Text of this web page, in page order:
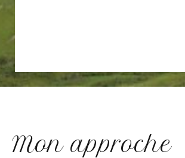
Mon approche